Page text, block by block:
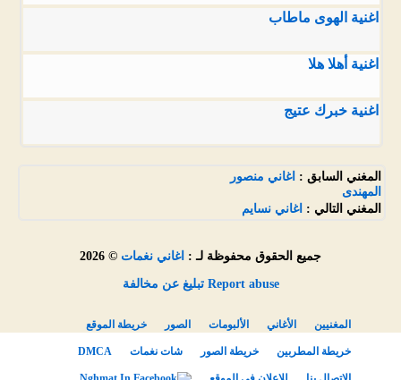
اغنية الهوى ماطاب
اغنية أهلا هلا
اغنية خبرك عتيج
المغني السابق : اغاني منصور
المهندى
المغني التالي : اغاني نسايم
جميع الحقوق محفوظة لـ : اغاني نغمات © 2026
Report abuse تبليغ عن مخالفة
المغنيين الأغاني الألبومات الصور خريطة الموقع
خريطة المطربين خريطة الصور شات نغمات DMCA